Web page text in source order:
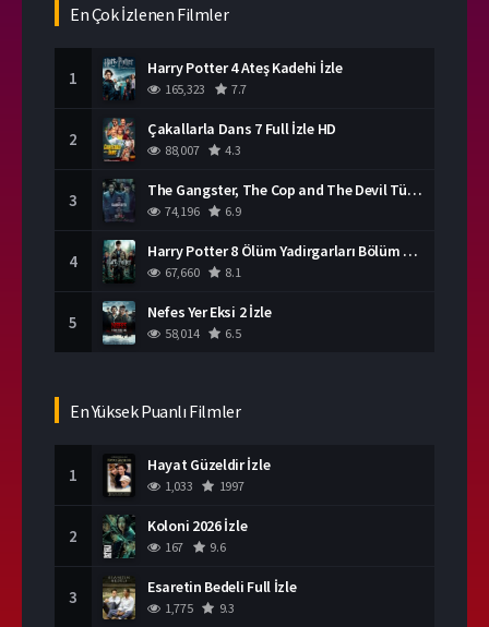
En Çok İzlenen Filmler
1 Harry Potter 4 Ateş Kadehi İzle
165,323 7.7
2 Çakallarla Dans 7 Full İzle HD
88,007 4.3
3 The Gangster, The Cop and The Devil Türkçe Dublaj İzle
74,196 6.9
4 Harry Potter 8 Ölüm Yadirgarları Bölüm 2 İzle
67,660 8.1
5 Nefes Yer Eksi 2 İzle
58,014 6.5
En Yüksek Puanlı Filmler
1 Hayat Güzeldir İzle
1,033 1997
2 Koloni 2026 İzle
167 9.6
3 Esaretin Bedeli Full İzle
1,775 9.3